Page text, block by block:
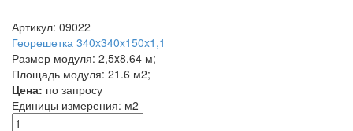
Артикул: 09022
Георешетка 340x340x150x1,1
Размер модуля: 2,5x8,64 м;
Площадь модуля: 21.6 м2;
Цена: по запросу
Единицы измерения: м2